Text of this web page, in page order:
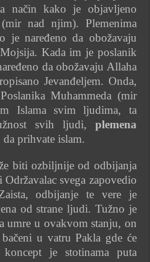
način kako je objavljeno
nad njim). Plemenima
je naređeno da obožavaju
Kada im je poslanik
da obožavaju Allaha
Jevanđeljem. Onda,
Muhammeda (mir
Islama svim ljudima, ta
svih ljudi, plemena
da prihvate islam.
biti ozbiljnije od odbijanja
svega zapovedio
odbijanje te vere je
od strane ljudi. Tužno je
umre u ovakvom stanju, on
u vatru Pakla gde će
je stotinama puta